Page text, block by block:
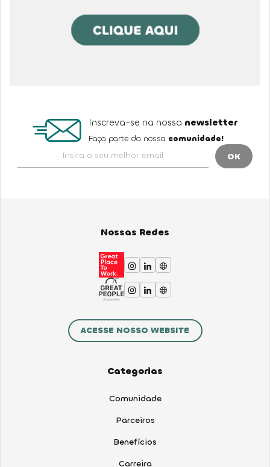
Inscreva-se na nossa newsletter
Faça parte da nossa comunidade!
Nossas Redes
ACESSE NOSSO WEBSITE
Categorias
Comunidade
Parceiros
Benefícios
Carreira